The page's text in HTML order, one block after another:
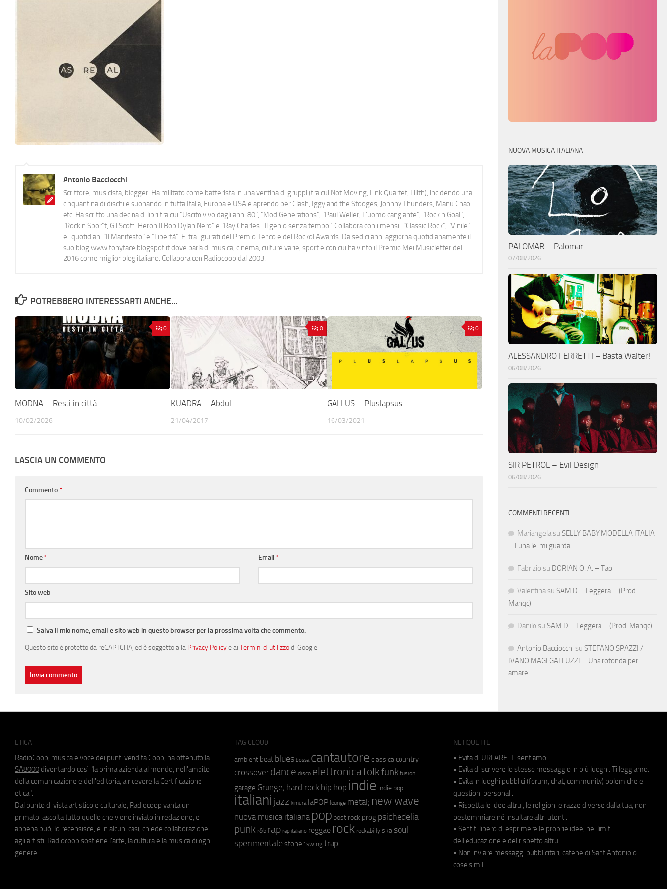
Antonio Bacciocchi
Scrittore, musicista, blogger. Ha militato come batterista in una ventina di gruppi (tra cui Not Moving, Link Quartet, Lilith), incidendo una
cinquantina di dischi e suonando in tutta Italia, Europa e USA e aprendo per Clash, Iggy and the Stooges, Johnny Thunders, Manu Chao
etc. Ha scritto una decina di libri tra cui "Uscito vivo dagli anni 80", "Mod Generations", "Paul Weller, L’uomo cangiante", "Rock n Goal",
"Rock n Spor"t, Gil Scott-Heron Il Bob Dylan Nero" e "Ray Charles- Il genio senza tempo". Collabora con i mensili “Classic Rock”, "Vinile"
e i quotidiani “Il Manifesto” e “Libertà”. E' tra i giurati del Premio Tenco e del Rockol Awards. Da sedici anni aggiorna quotidianamente il
suo blog www.tonyface.blogspot.it dove parla di musica, cinema, culture varie, sport e con cui ha vinto il Premio Mei Musicletter del
2016 come miglior blog italiano. Collabora con Radiocoop dal 2003.
POTREBBERO INTERESSARTI ANCHE...
0
MODNA – Resti in città
10/02/2026
0
KUADRA – Abdul
21/04/2017
0
GALLUS – Pluslapsus
16/03/2021
LASCIA UN COMMENTO
Commento*
Nome* Email*
Sito web
Salva il mio nome, email e sito web in questo browser per la prossima volta che commento.
Questo sito è protetto da reCAPTCHA, ed è soggetto alla Privacy Policye ai Termini di utilizzodi Google.
NUOVA MUSICA ITALIANA
PALOMAR – Palomar
07/08/2026
ALESSANDRO FERRETTI – Basta Walter!
06/08/2026
SIR PETROL – Evil Design
06/08/2026
COMMENTI RECENTI
Mariangela su SELLY BABY MODELLA ITALIA
– Luna lei mi guarda
Fabrizio su DORIAN O. A. – Tao
Valentina su SAM D – Leggera – (Prod.
Manqc)
Danilo su SAM D – Leggera – (Prod. Manqc)
Antonio Bacciocchi su STEFANO SPAZZI /
IVANO MAGI GALLUZZI – Una rotonda per
amare
ETICA
RadioCoop, musica e voce dei punti vendita Coop, ha ottenuto la
SA8000 diventando così "la prima azienda al mondo, nell'ambito
della comunicazione e dell'editoria, a ricevere la Certificazione
etica".
Dal punto di vista artistico e culturale, Radiocoop vanta un
primato: ascolta tutto quello che viene inviato in redazione, e
appena può, lo recensisce, e in alcuni casi, chiede collaborazione
agli artisti. Radiocoop sostiene l'arte, la cultura e la musica di ogni
genere.
TAG CLOUD
ambient beat blues bossa cantautore classica country
crossover dance disco elettronicafolkfunk fusion
garage Grunge; hard rock hip hop indie indie pop
italiani jazz kimura laPOP lounge metal; new wave
nuova musica italiana pop post rock prog psichedelia
punk r&b rap rap italiano reggae rock rockabilly ska soul
sperimentale stoner swing trap
NETIQUETTE
• Evita di URLARE. Ti sentiamo.
• Evita di scrivere lo stesso messaggio in più luoghi. Ti leggiamo.
• Evita in luoghi pubblici (forum, chat, community) polemiche e
questioni personali.
• Rispetta le idee altrui, le religioni e razze diverse dalla tua, non
bestemmiare né insultare altri utenti.
• Sentiti libero di esprimere le proprie idee, nei limiti
dell'educazione e del rispetto altrui.
• Non inviare messaggi pubblicitari, catene di Sant'Antonio o
cose simili.